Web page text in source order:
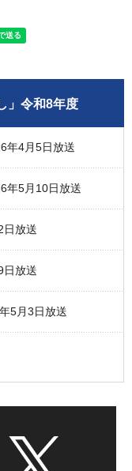
」令和8年度
年4月5日放送
年5月10日放送
日放送
日放送
5月3日放送